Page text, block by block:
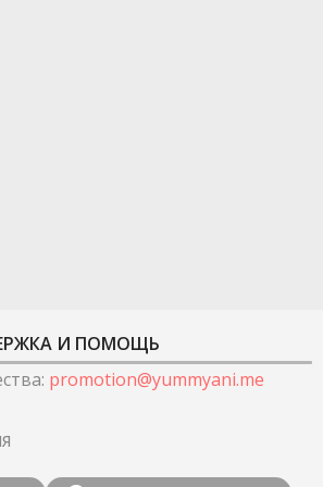
И ПОМОЩЬ
: promotion@yummyani.me